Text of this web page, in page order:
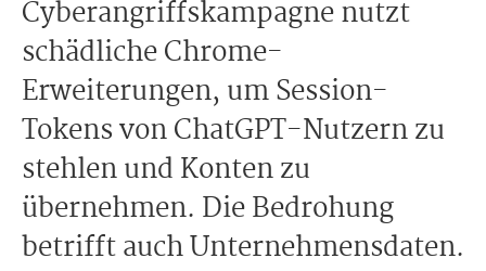
Cyberangriffskampagne nutzt
schädliche Chrome-
Erweiterungen, um Session-
Tokens von ChatGPT-Nutzern zu
stehlen und Konten zu
übernehmen. Die Bedrohung
betrifft auch Unternehmensdaten.